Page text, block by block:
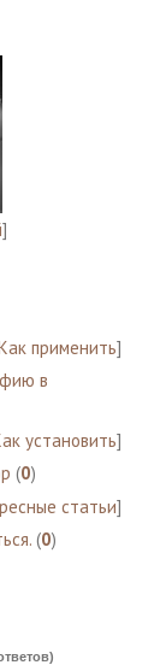
]
применить]
в
установить]
(0)
статьи]
(0)